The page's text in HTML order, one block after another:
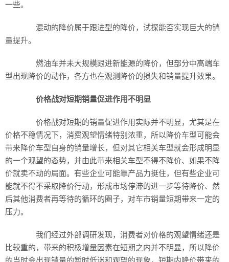
一些。
混动的降价属于跟进型的降价，试探能否实现巨大的销
量提升。
燃油车并未大规模跟进新能源的降价，但部分中高端车
型出现降价的动作，各方也在观测降价的损失和销量提升效果。
价格战对短期销量促进作用不明显
价格战对短期的销量促进作用实际并不明显，尤其是在
价格不稳情况下，消费观望情绪特别浓重，所以降价车型可能会
带来降价车型自身的销量增长，但对其它相关车型就会形成明显
的一个观望的态势，并由此带来相关车型不得不降价、如果不降
价就卖不动的局面。有些企业可能靠产品力挺住，但有些企业可
能就不得不采取降价行动，形成市场停滞的进一步等待降价、然
后其他消费者再等待的循环的圈子，对车市销量短期带来一定的
压力。
我们经过外部调研发现，消费者对价格的观望情绪还是
比较重的，带来的积极增量因素在短期之内并不明显，所以降价